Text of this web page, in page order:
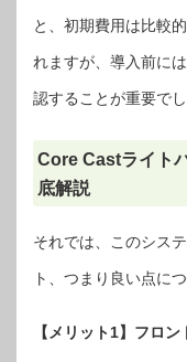
と、初期費用は比較
れますが、導入前に
認することが重要でし
Core Castライト
底解説
それでは、このシス
ト、つまり良い点に
【メリット1】フロ